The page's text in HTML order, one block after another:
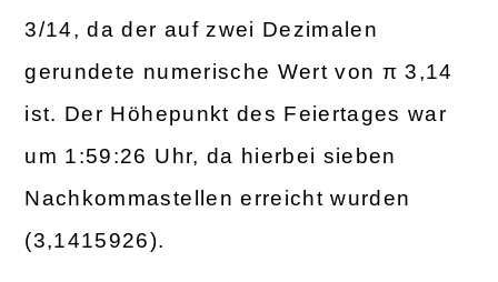
3/14, da der auf zwei Dezimalen
gerundete numerische Wert von π 3,14
ist. Der Höhepunkt des Feiertages war
um 1:59:26 Uhr, da hierbei sieben
Nachkommastellen erreicht wurden
(3,1415926).